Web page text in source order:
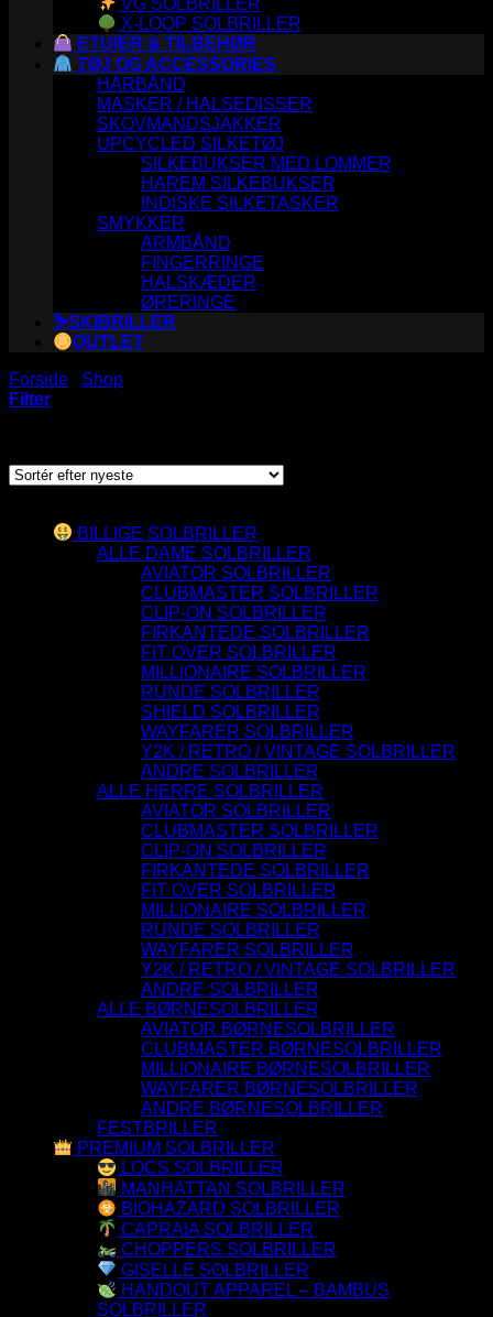
X-LOOP SOLBRILLER
ETUIER & TILBEHØR
TØJ OG ACCESSORIES
HÅRBÅND
MASKER / HALSEDISSER
SKOVMANDSJAKKER
UPCYCLED SILKETØJ
SILKEBUKSER MED LOMMER
HAREM SILKEBUKSER
INDISKE SILKETASKER
SMYKKER
ARMBÅND
FINGERRINGE
HALSKÆDER
ØRERINGE
⛷️SKIBRILLER
OUTLET
Forside
Shop
Filter
BILLIGE SOLBRILLER
ALLE DAME SOLBRILLER
AVIATOR SOLBRILLER
CLUBMASTER SOLBRILLER
CLIP-ON SOLBRILLER
FIRKANTEDE SOLBRILLER
FIT OVER SOLBRILLER
MILLIONAIRE SOLBRILLER
RUNDE SOLBRILLER
SHIELD SOLBRILLER
WAYFARER SOLBRILLER
Y2K / RETRO / VINTAGE SOLBRILLER
ANDRE SOLBRILLER
ALLE HERRE SOLBRILLER
AVIATOR SOLBRILLER
CLUBMASTER SOLBRILLER
CLIP-ON SOLBRILLER
FIRKANTEDE SOLBRILLER
FIT OVER SOLBRILLER
MILLIONAIRE SOLBRILLER
RUNDE SOLBRILLER
WAYFARER SOLBRILLER
Y2K / RETRO / VINTAGE SOLBRILLER
ANDRE SOLBRILLER
ALLE BØRNESOLBRILLER
AVIATOR BØRNESOLBRILLER
CLUBMASTER BØRNESOLBRILLER
MILLIONAIRE BØRNESOLBRILLER
WAYFARER BØRNESOLBRILLER
ANDRE BØRNESOLBRILLER
FESTBRILLER
PREMIUM SOLBRILLER
LOCS SOLBRILLER
MANHATTAN SOLBRILLER
BIOHAZARD SOLBRILLER
CAPRAIA SOLBRILLER
CHOPPERS SOLBRILLER
GISELLE SOLBRILLER
HANDOUT APPAREL – BAMBUS
SOLBRILLER